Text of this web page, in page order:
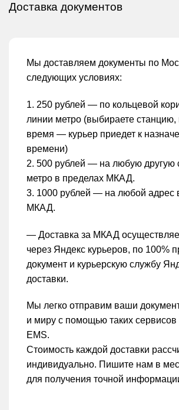
Доставка документов
Мы доставляем документы по
следующих условиях:
1. 250 рублей — по кольцевой
линии метро (выбираете станцию,
время — курьер приедет к
времени)
2. 500 рублей — на любую другую
метро в пределах МКАД.
3. 1000 рублей — на любой адрес
МКАД.
— Доставка за МКАД
через Яндекс курьеров, по 100%
документ и курьерскую службу
доставки.
Мы легко отправим ваши
и миру с помощью таких сервисов
EMS.
Стоимость каждой доставки
индивидуально. Пишите нам в
для получения точной